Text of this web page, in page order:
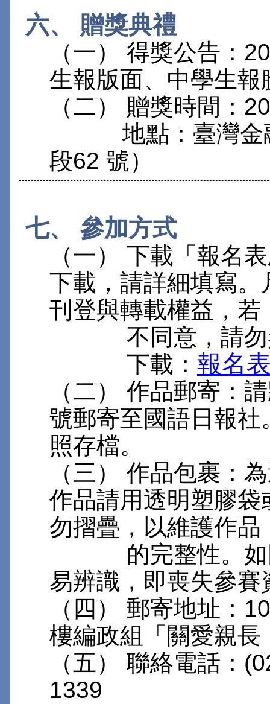
六、 贈獎典禮
（一） 得獎公告：
生報版面、中學生
（二） 贈獎時間：
地點：臺灣金融
段62 號）
七、 參加方式
（一） 下載「報名
下載，請詳細填寫
刊登與轉載權益，若
不同意，請勿
下載： 報名
（二） 作品郵寄：
號郵寄至國語日報
照存檔。
（三） 作品包裹：
作品請用透明塑膠
勿摺疊，以維護作品
的完整性。如因
易辨識，即喪失參賽
（四） 郵寄地址：
樓編政組「關愛親
（五） 聯絡電話：
1339